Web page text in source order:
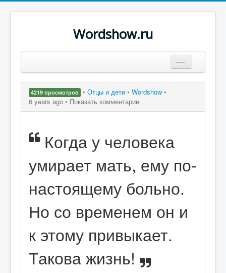
Wordshow.ru
Популярные цитаты
Поиск
4219 просмотров • Отцы и дети • Wordshow •
6 years ago • Показать комментарии
Когда у человека
умирает мать, ему по-
настоящему больно.
Но со временем он и
к этому привыкает.
Такова жизнь!